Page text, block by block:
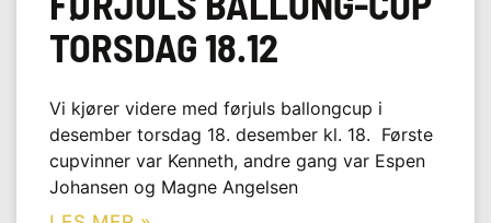
TORSDAG 18.12
Vi kjører videre med førjuls ballongcup i
desember torsdag 18. desember kl. 18. Første
cupvinner var Kenneth, andre gang var Espen
Johansen og Magne Angelsen